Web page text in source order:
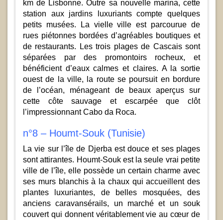
km de Lisbonne. Outre sa nouvelle marina, cette
station aux jardins luxuriants compte quelques
petits musées. La vielle ville est parcourue de
rues piétonnes bordées d’agréables boutiques et
de restaurants. Les trois plages de Cascais sont
séparées par des promontoirs rocheux, et
bénéficient d’eaux calmes et claires. A la sortie
ouest de la ville, la route se poursuit en bordure
de l’océan, ménageant de beaux aperçus sur
cette côte sauvage et escarpée que clôt
l’impressionnant Cabo da Roca.
n°8 – Houmt-Souk (Tunisie)
La vie sur l’île de Djerba est douce et ses plages
sont attirantes. Houmt-Souk est la seule vrai petite
ville de l’île, elle possède un certain charme avec
ses murs blanchis à la chaux qui accueillent des
plantes luxuriantes, de belles mosquées, des
anciens caravansérails, un marché et un souk
couvert qui donnent véritablement vie au cœur de